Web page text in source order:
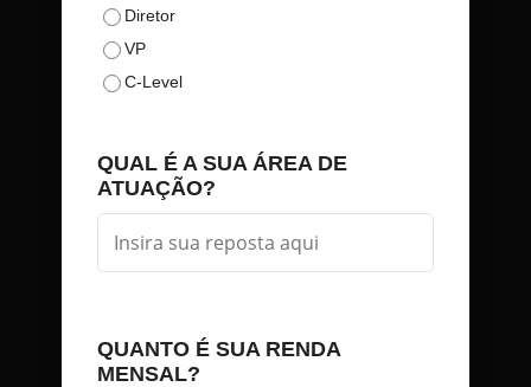
Diretor
VP
C-Level
QUAL É A SUA ÁREA DE
ATUAÇÃO?
QUANTO É SUA RENDA
MENSAL?